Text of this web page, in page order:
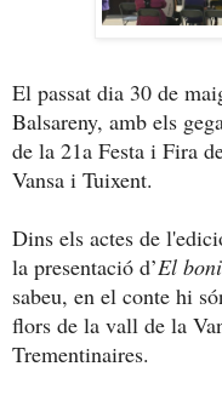
El passat dia 30 de
Balsareny, amb els
de la 21a Festa i Fira
Vansa i Tuixent.
Dins els actes de
la presentació d’El
sabeu, en el conte hi
flors de la vall de la
Trementinaires.